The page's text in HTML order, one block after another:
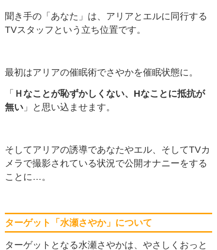
聞き手の「あなた」は、アリアとエルに同行する
TVスタッフという立ち位置です。
最初はアリアの催眠術でさやかを催眠状態に。
「
Ｈなことが恥ずかしくない、Hなことに抵抗が
無い 」と思い込ませます。
そしてアリアの誘導であなたやエル、そしてTVカ
メラで撮影されている状況で公開オナニーをする
ことに…。
ターゲット「水瀬さやか」について
ターゲットとなる水瀬さやかは、やさしくおっと